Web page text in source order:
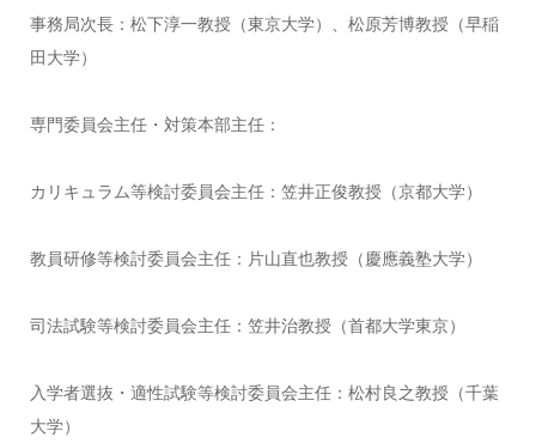
事務局次長：松下淳一教授（東京大学）、松原芳博教授（早稲
田大学）
専門委員会主任・対策本部主任：
カリキュラム等検討委員会主任：笠井正俊教授（京都大学）
教員研修等検討委員会主任：片山直也教授（慶應義塾大学）
司法試験等検討委員会主任：笠井治教授（首都大学東京）
入学者選抜・適性試験等検討委員会主任：松村良之教授（千葉
大学）